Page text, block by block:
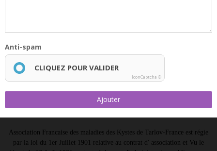
Anti-spam
CLIQUEZ POUR VALIDER
IconCaptcha ©
Ajouter
Association Francaise des maladies des Kystes de Tarlov-France est régie
par la loi du 1er Juillet 1901 relative au contrat d' association et Vu le